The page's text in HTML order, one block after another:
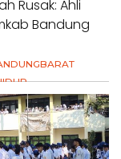
Rusak: Ahli
Bandung